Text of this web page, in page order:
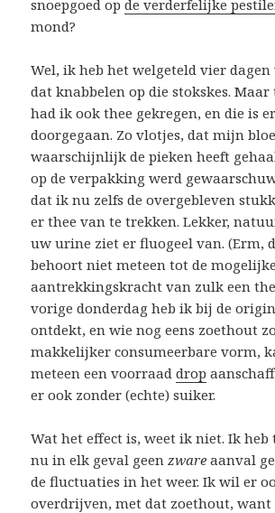
snoepgoed opde verderfelijke
mond?
Wel, ik heb het welgeteld vier dagen
dat knabbelen op die stokskes.
had ik ook thee gekregen, en die is
doorgegaan. Zo vlotjes, dat mijn
waarschijnlijk de pieken heeft
op de verpakking werd
dat ik nu zelfs de overgebleven
er thee van te trekken. Lekker,
uw urine ziet er fluogeel van. (Erm,
behoort niet meteen tot de mogelijke
aantrekkingskracht van zulk een
vorige donderdag heb ik bij de
ontdekt, en wie nog eens zoethout
makkelijker consumeerbare vorm,
meteen een voorraaddrop
er ook zonder (echte) suiker.
Wat het effect is, weet ik niet. Ik heb
nu in elk geval geenzware aanval
de fluctuaties in het weer. Ik wil er
overdrijven, met dat zoethout,